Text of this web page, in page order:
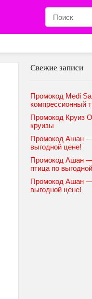
Свежие записи
Промокод Medi
компрессионный
Промокод Круиз
круизы
Промокод Ашан —
выгодной цене!
Промокод Ашан
птица по
Промокод Ашан —
выгодной цене!